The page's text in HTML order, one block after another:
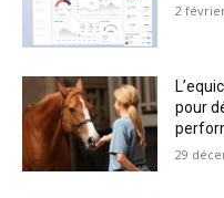
2
pour
29